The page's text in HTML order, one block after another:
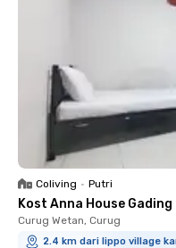
Coliving • Putri
Kost Anna House
Curug Wetan, Curug
2.4 km dari lippo village